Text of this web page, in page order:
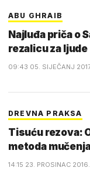
ABU GHRAIB
Najluđa priča o
rezalicu za ljude
09:43 05. SIJEČANJ
DREVNA PRAKSA
Tisuću rezova:
metoda
14:15 23. PROSINAC 2016.